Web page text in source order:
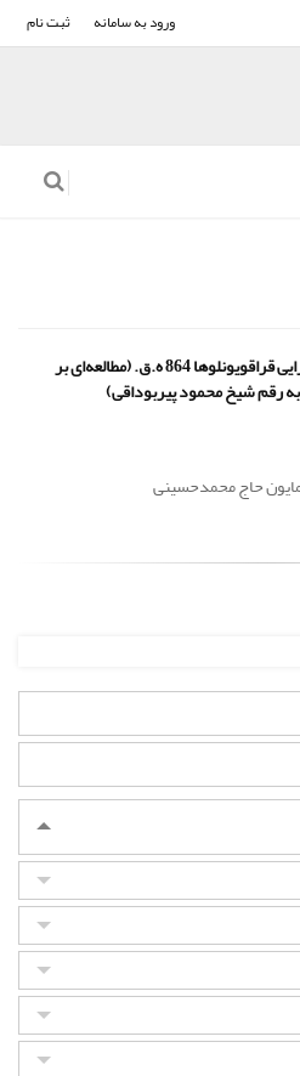
ورود به سامانه ثبت نام
بازنمایی مواد و ابزار تزیین در کتاب‌آرایی قراقویونلوها 864 ه.ق. (مطالعه‌ای بر
رقم شیخ محمود پیربوداقی)
حاج محمدحسینی